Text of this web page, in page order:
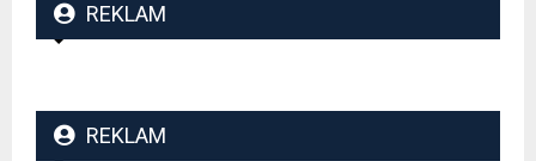
REKLAM
REKLAM